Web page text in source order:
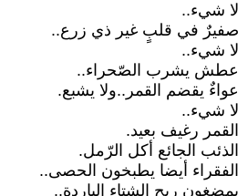
لا شيء..
صفيرٌ في قلبٍ غير ذي زرع..
لا شيء..
عطش يشرب الصّحراء..
عواءٌ يقضم القمر..ولا يشبع.
لا شيء..
القمر رغيف بعيد.
الذئب الجائع أكل الرّمل.
الفقراء أيضا يطبخون الحصى..
يمضغون ريح الشتاء الباردة..